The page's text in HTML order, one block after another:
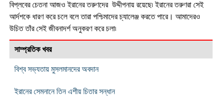
বিপ্লবের চেতনা আজও ইরানের তরুণদের উদ্দীপনায় রয়েছে৷ ইরানের তরুণরা সেই
আর্দশকে ধারণ করে চলে বলে তারা পশ্চিমাদের চ্যালেঞ্জ করতে পারে। আমাদেরও
উচিত তাঁর সেই জীবনাদর্শ অনুকরণ করে চলা৷
সাম্প্রতিক খবর
বিশ্ব সভ্যতায় মুসলমানদের অবদান
ইরানের সেমনানে তিন এশীয় চিতার সন্ধান